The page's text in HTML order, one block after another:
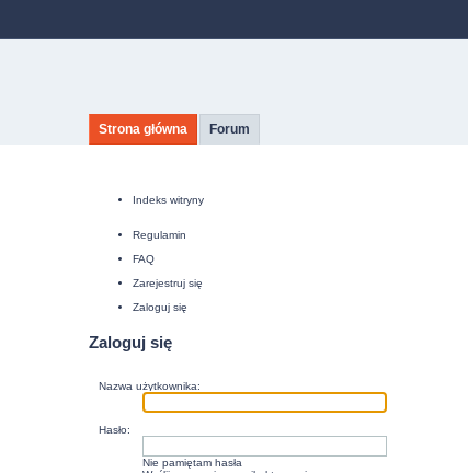
Strona główna Forum
Indeks witryny
Regulamin
FAQ
Zarejestruj się
Zaloguj się
Zaloguj się
Nazwa użytkownika:
Hasło:
Nie pamiętam hasła